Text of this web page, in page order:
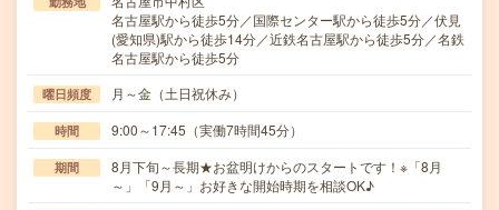
名古屋駅から徒歩5分／国際センター駅から徒歩5分／伏見
(愛知県)駅から徒歩14分／近鉄名古屋駅から徒歩5分／名鉄
名古屋駅から徒歩5分
曜日頻度 月～金（土日祝休み）
時間 9:00～17:45（実働7時間45分）
期間
8月下旬～長期★お盆明けからのスタートです！※「8月
～」「9月～」お好きな開始時期を相談OK♪